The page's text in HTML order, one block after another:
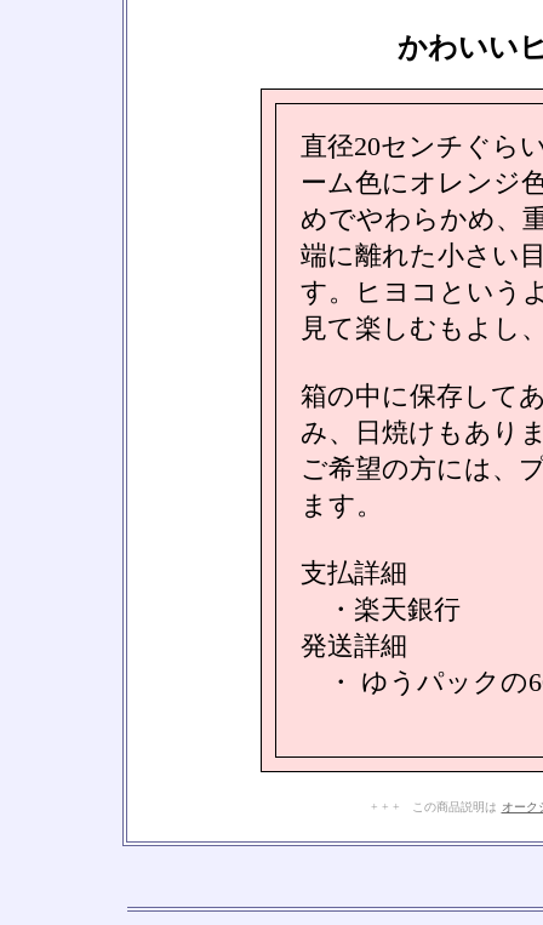
かわいい
直径20センチぐら
ーム色にオレンジ
めでやわらかめ、
端に離れた小さい
す。ヒヨコという
見て楽しむもよし
箱の中に保存して
み、日焼けもあり
ご希望の方には、
ます。
支払詳細
・楽天銀行
発送詳細
・ ゆうパックの
+ + + この商品説明は オーク